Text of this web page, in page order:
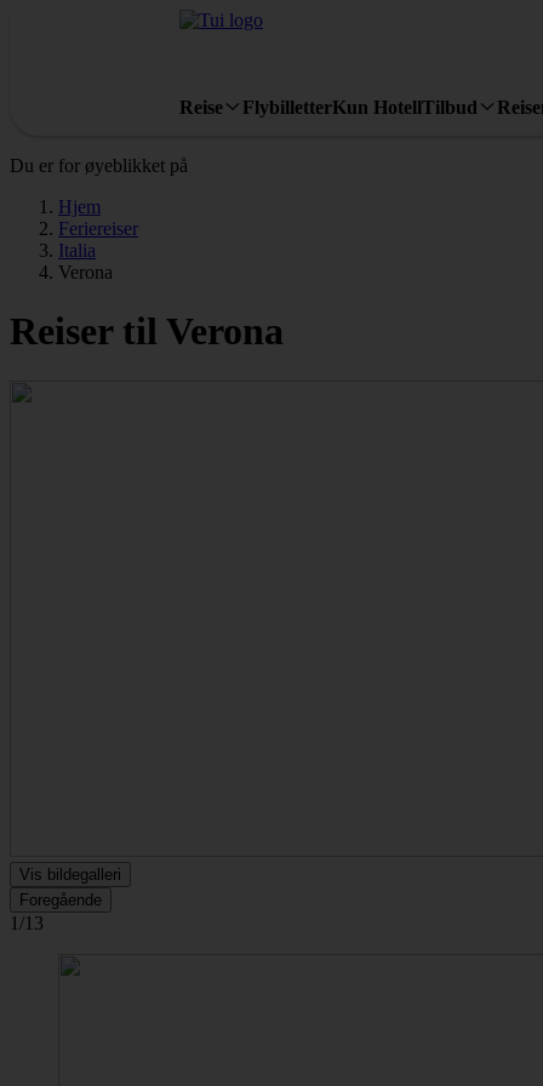
Reise FlybilletterKun HotellTilbud
Du er for øyeblikket på
Hjem
Feriereiser
Italia
Verona
Reiser til Verona
Vis bildegalleri
Foregående
1/13